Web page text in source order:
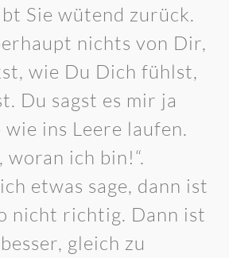
Sie wütend zurück.
nichts von Dir,
wie Du Dich fühlst,
Du sagst es mir ja
wie ins Leere laufen.
woran ich bin!“.
etwas sage, dann ist
nicht richtig. Dann ist
gleich zu